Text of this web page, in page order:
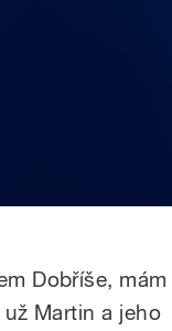
Dobříše, mám
Martin a jeho